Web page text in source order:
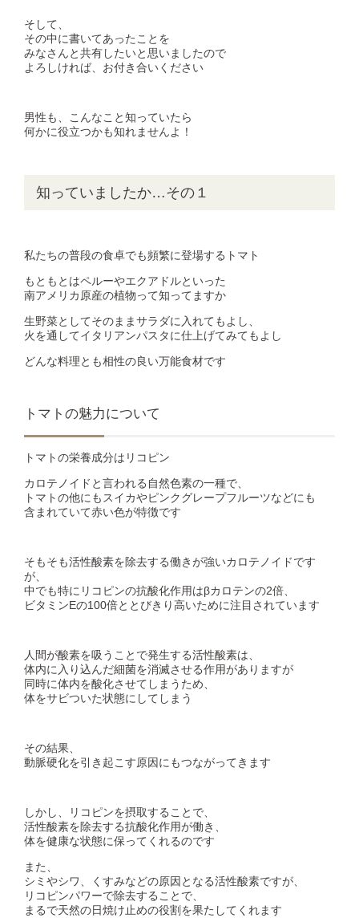
そして、
その中に書いてあったことを
みなさんと共有したいと思いましたので
よろしければ、お付き合いください
男性も、こんなこと知っていたら
何かに役立つかも知れませんよ！
知っていましたか…その１
私たちの普段の食卓でも頻繁に登場するトマト
もともとはペルーやエクアドルといった
南アメリカ原産の植物って知ってますか
生野菜としてそのままサラダに入れてもよし、
火を通してイタリアンパスタに仕上げてみてもよし
どんな料理とも相性の良い万能食材です
トマトの魅力について
トマトの栄養成分はリコピン
カロテノイドと言われる自然色素の一種で、
トマトの他にもスイカやピンクグレープフルーツなどにも
含まれていて赤い色が特徴です
そもそも活性酸素を除去する働きが強いカロテノイドです
が、
中でも特にリコピンの抗酸化作用はβカロテンの2倍、
ビタミンEの100倍ととびきり高いために注目されています
人間が酸素を吸うことで発生する活性酸素は、
体内に入り込んだ細菌を消滅させる作用がありますが
同時に体内を酸化させてしまうため、
体をサビついた状態にしてしまう
その結果、
動脈硬化を引き起こす原因にもつながってきます
しかし、リコピンを摂取することで、
活性酸素を除去する抗酸化作用が働き、
体を健康な状態に保ってくれるのです
また、
シミやシワ、くすみなどの原因となる活性酸素ですが、
リコピンパワーで除去することで、
まるで天然の日焼け止めの役割を果たしてくれます